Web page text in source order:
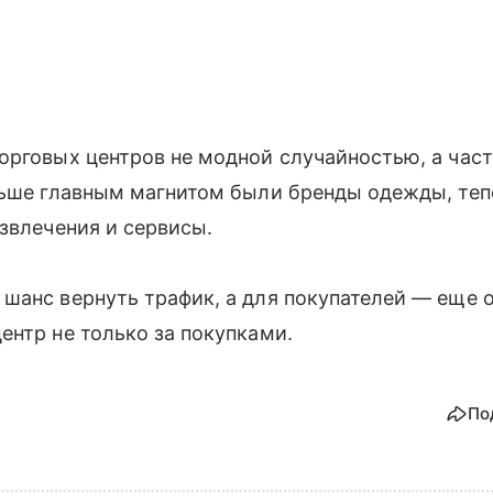
центров не модной случайностью, а
главным магнитом были бренды одежды,
и сервисы.
вернуть трафик, а для покупателей — еще
не только за покупками.